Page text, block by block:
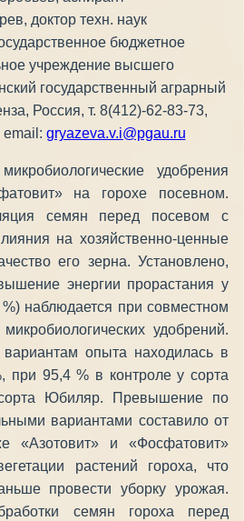
доктор техн. наук
бюджетное
учреждение высшего
государственный аграрный
Россия, т. 8(412)-62-83-73,
email: gryazeva.v.i@pgau.ru
удобрения
на горохе посевном.
семян перед посевом с
на хозяйственно-ценные
его зерна. Установлено,
энергии прорастания у
наблюдается при совместном
удобрений.
опыта находилась в
при 95,4 % в контроле у сорта
Юбиляр. Превышение по
вариантами составило от
«Азотовит» и «Фосфатовит»
растений гороха, что
провести уборку урожая.
семян гороха перед